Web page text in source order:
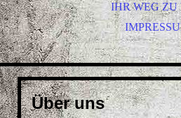
IHR WEG ZU
Über uns